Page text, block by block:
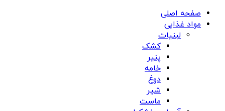
صفحه اصلی
مواد غذایی
لبنیات
کشک
پنیر
خامه
دوغ
شیر
ماست